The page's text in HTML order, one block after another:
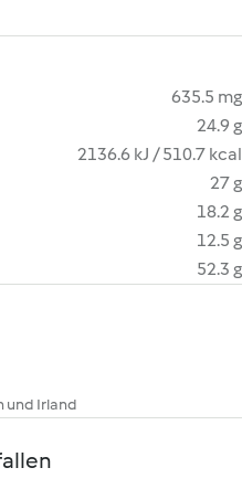
635.5 mg
24.9 g
2136.6 kJ / 510.7 kcal
27 g
18.2 g
12.5 g
52.3 g
und Irland